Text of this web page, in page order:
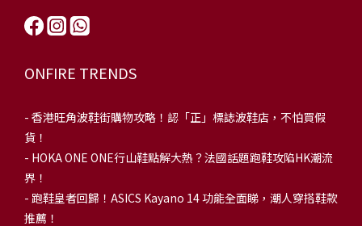
ONFIRE TRENDS
- 香港旺角波鞋街購物攻略！認「正」標誌波鞋店，不怕買假
貨！
- HOKA ONE ONE行山鞋點解大熱？法國話題跑鞋攻陷HK潮流
界！
- 跑鞋皇者回歸！ASICS Kayano 14 功能全面睇，潮人穿搭鞋款
推薦！